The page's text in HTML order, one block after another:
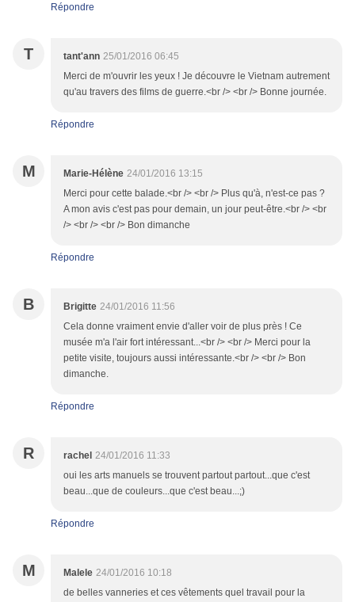
Répondre
T tant'ann 25/01/2016 06:45
Merci de m'ouvrir les yeux ! Je découvre le Vietnam autrement
qu'au travers des films de guerre.<br /> <br /> Bonne journée.
Répondre
M Marie-Hélène 24/01/2016 13:15
Merci pour cette balade.<br /> <br /> Plus qu'à, n'est-ce pas ?
A mon avis c'est pas pour demain, un jour peut-être.<br /> <br
/> <br /> <br /> Bon dimanche
Répondre
B Brigitte 24/01/2016 11:56
Cela donne vraiment envie d'aller voir de plus près ! Ce
musée m'a l'air fort intéressant...<br /> <br /> Merci pour la
petite visite, toujours aussi intéressante.<br /> <br /> Bon
dimanche.
Répondre
R rachel 24/01/2016 11:33
oui les arts manuels se trouvent partout partout...que c'est
beau...que de couleurs...que c'est beau...;)
Répondre
M Malele 24/01/2016 10:18
de belles vanneries et ces vêtements quel travail pour la